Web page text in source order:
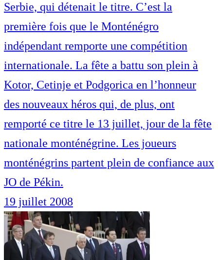
Serbie, qui détenait le titre. C’est la
première fois que le Monténégro
indépendant remporte une compétition
internationale. La fête a battu son plein à
Kotor, Cetinje et Podgorica en l’honneur
des nouveaux héros qui, de plus, ont
remporté ce titre le 13 juillet, jour de la fête
nationale monténégrine. Les joueurs
monténégrins partent plein de confiance aux
JO de Pékin.
19 juillet 2008